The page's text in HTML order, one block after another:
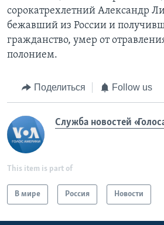
сорокатрехлетний Александр
бежавший из России и
гражданство, умер от
полонием.
Поделиться Follow us
Служба новостей
This item is part of
В мире Россия Новости